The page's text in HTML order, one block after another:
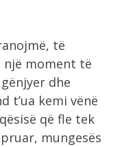
të
një moment të
dhe
t’ua kemi vënë
që fle tek
mungesës